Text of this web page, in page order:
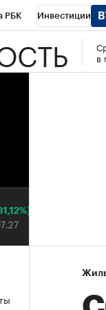
РБК Инвестиции
Спорт Школа
в
Купить